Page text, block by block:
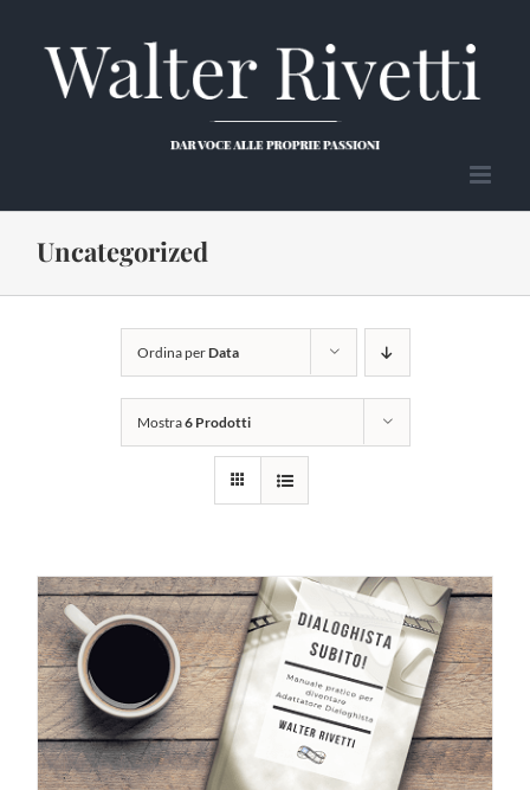
contenuto
Uncategorized
Ordina perData
Mostra6 Prodotti
AGGIUNGI AL CARRELLO / DETTAGLI